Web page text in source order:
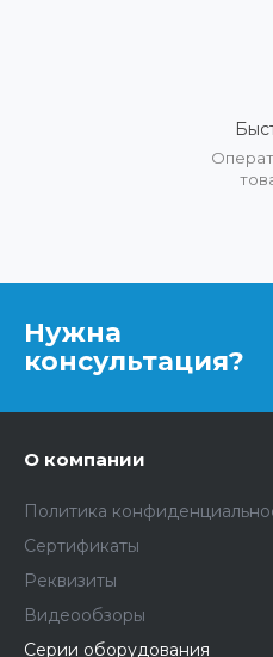
Нужна
консультация?
О компании
Политика
Сертификаты
Реквизиты
Видеообзоры
Серии оборудования